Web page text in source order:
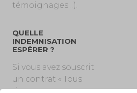
témoignages…).
QUELLE
INDEMNISATION
ESPÉRER ?
Si vous avez souscrit
un contrat « Tous
risques », vous serez